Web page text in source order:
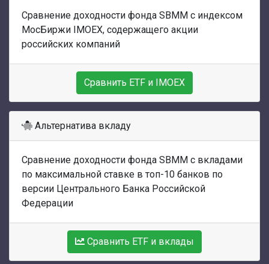
Сравнение доходности фонда SBMM с индексом
МосБиржи IMOEX, содержащего акции
российских компаний
Сравнить ETF и IMOEX
Альтернатива вкладу
Сравнение доходности фонда SBMM с вкладами
по максимальной ставке в топ-10 банков по
версии Центрального Банка Российской
Федерации
Сравнить ETF и вклады